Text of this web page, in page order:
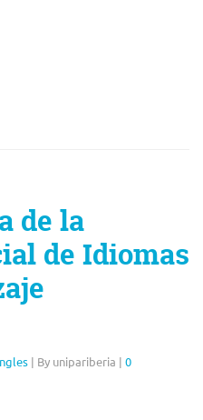
de la
de Idiomas
| By unipariberia | 0